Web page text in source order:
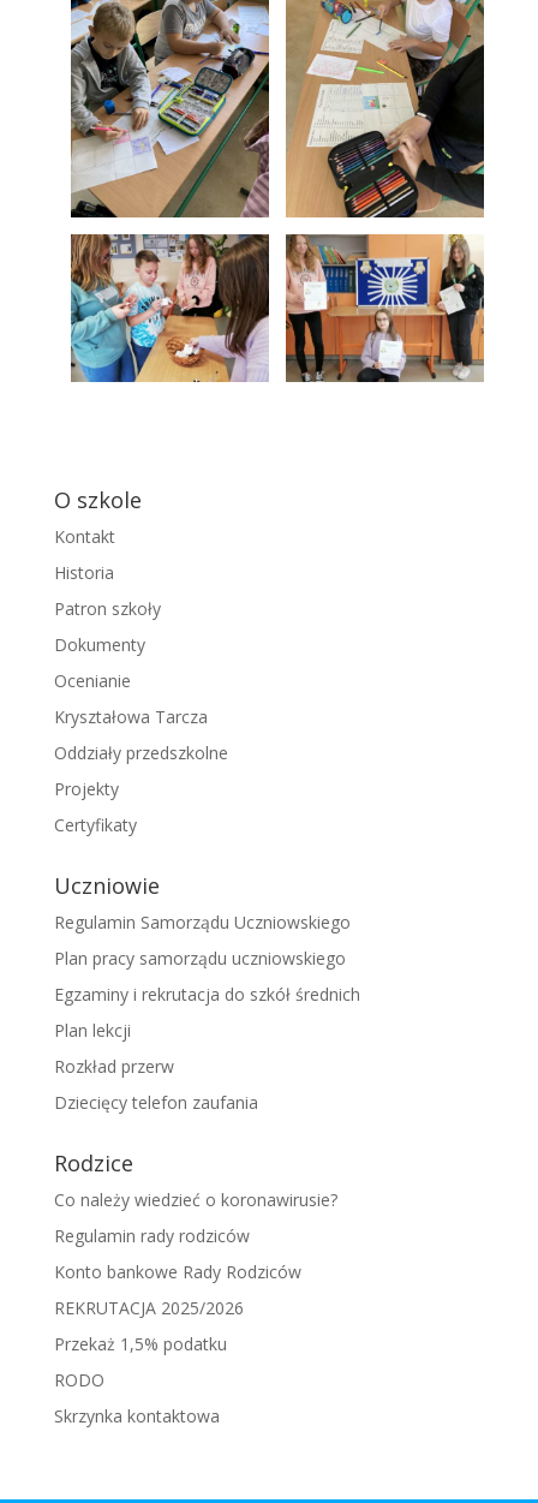
O szkole
Kontakt
Historia
Patron szkoły
Dokumenty
Ocenianie
Kryształowa Tarcza
Oddziały przedszkolne
Projekty
Certyfikaty
Uczniowie
Regulamin Samorządu Uczniowskiego
Plan pracy samorządu uczniowskiego
Egzaminy i rekrutacja do szkół średnich
Plan lekcji
Rozkład przerw
Dziecięcy telefon zaufania
Rodzice
Co należy wiedzieć o koronawirusie?
Regulamin rady rodziców
Konto bankowe Rady Rodziców
REKRUTACJA 2025/2026
Przekaż 1,5% podatku
RODO
Skrzynka kontaktowa